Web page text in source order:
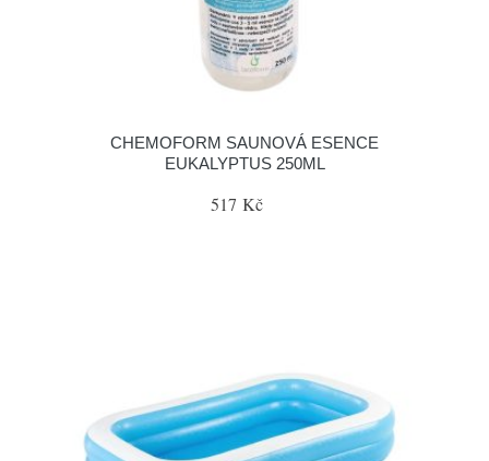
CHEMOFORM SAUNOVÁ ESENCE
EUKALYPTUS 250ML
517 Kč